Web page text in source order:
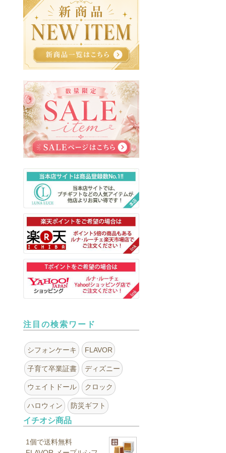
注目の検索ワード
シフォンケーキ FLAVOR
子育て卒業証書 ディズニー
ウェイトドール クロック
ハロウィン 防災ギフト
イチオシ商品
1個で送料無料